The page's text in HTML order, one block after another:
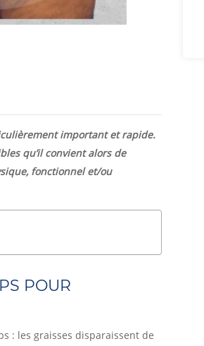
important et rapide.
qu’il convient alors de
fonctionnel et/ou
POUR
: les graisses disparaissent de